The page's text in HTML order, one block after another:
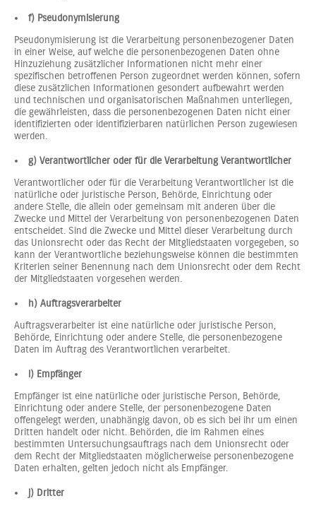
f) Pseudonymisierung
Pseudonymisierung ist die Verarbeitung personenbezogener Daten
in einer Weise, auf welche die personenbezogenen Daten ohne
Hinzuziehung zusätzlicher Informationen nicht mehr einer
spezifischen betroffenen Person zugeordnet werden können, sofern
diese zusätzlichen Informationen gesondert aufbewahrt werden
und technischen und organisatorischen Maßnahmen unterliegen,
die gewährleisten, dass die personenbezogenen Daten nicht einer
identifizierten oder identifizierbaren natürlichen Person zugewiesen
werden.
g) Verantwortlicher oder für die Verarbeitung Verantwortlicher
Verantwortlicher oder für die Verarbeitung Verantwortlicher ist die
natürliche oder juristische Person, Behörde, Einrichtung oder
andere Stelle, die allein oder gemeinsam mit anderen über die
Zwecke und Mittel der Verarbeitung von personenbezogenen Daten
entscheidet. Sind die Zwecke und Mittel dieser Verarbeitung durch
das Unionsrecht oder das Recht der Mitgliedstaaten vorgegeben, so
kann der Verantwortliche beziehungsweise können die bestimmten
Kriterien seiner Benennung nach dem Unionsrecht oder dem Recht
der Mitgliedstaaten vorgesehen werden.
h) Auftragsverarbeiter
Auftragsverarbeiter ist eine natürliche oder juristische Person,
Behörde, Einrichtung oder andere Stelle, die personenbezogene
Daten im Auftrag des Verantwortlichen verarbeitet.
i) Empfänger
Empfänger ist eine natürliche oder juristische Person, Behörde,
Einrichtung oder andere Stelle, der personenbezogene Daten
offengelegt werden, unabhängig davon, ob es sich bei ihr um einen
Dritten handelt oder nicht. Behörden, die im Rahmen eines
bestimmten Untersuchungsauftrags nach dem Unionsrecht oder
dem Recht der Mitgliedstaaten möglicherweise personenbezogene
Daten erhalten, gelten jedoch nicht als Empfänger.
j) Dritter